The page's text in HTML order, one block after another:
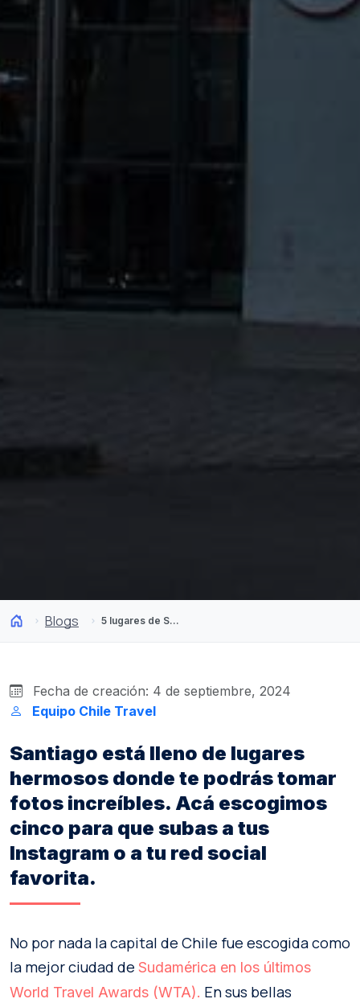
Blogs 5 lugares de Santiago ideales para una foto en Instagram
Fecha de creación: 4 de septiembre, 2024
Equipo Chile Travel
Santiago está lleno de lugares
hermosos donde te podrás tomar
fotos increíbles. Acá escogimos
cinco para que subas a tus
Instagram o a tu red social
favorita.
No por nada la capital de Chile fue escogida como
la mejor ciudad de Sudamérica en los últimos
World Travel Awards (WTA). En sus bellas